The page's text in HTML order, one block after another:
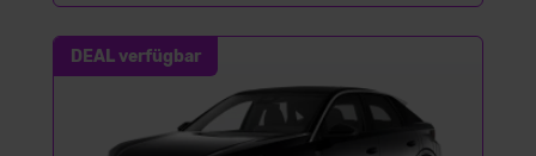
DEAL verfügbar